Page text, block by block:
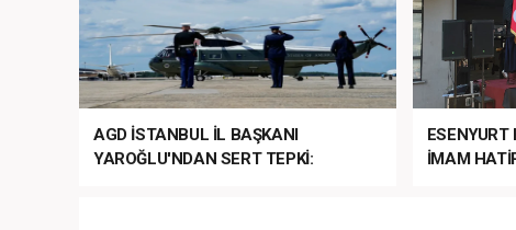
AGD İSTANBUL İL BAŞKANI
YAROĞLU'NDAN SERT TEPKİ:
İMAM